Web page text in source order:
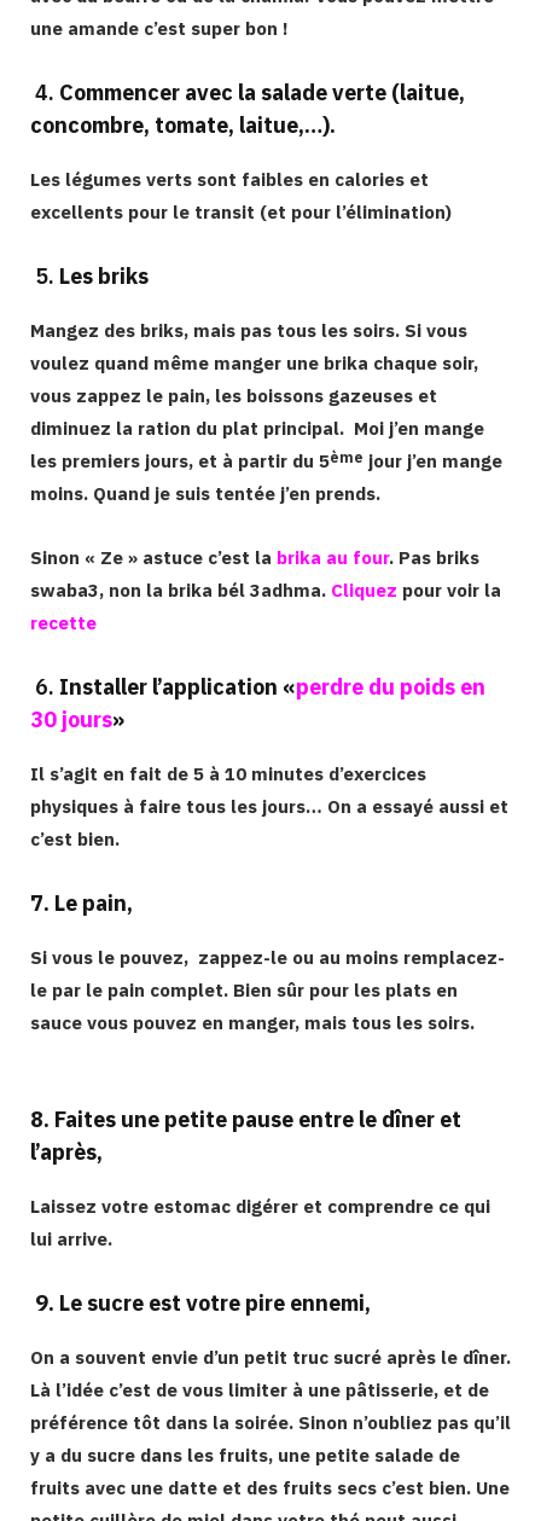
une amande c’est super bon !
4. Commencer avec la salade verte (laitue,
concombre, tomate, laitue,…).
Les légumes verts sont faibles en calories et
excellents pour le transit (et pour l’élimination)
5. Les briks
Mangez des briks, mais pas tous les soirs. Si vous
voulez quand même manger une brika chaque soir,
vous zappez le pain, les boissons gazeuses et
diminuez la ration du plat principal. Moi j’en mange
les premiers jours, et à partir du 5ème jour j’en mange
moins. Quand je suis tentée j’en prends.
Sinon « Ze » astuce c’est la brika au four. Pas briks
swaba3, non la brika bél 3adhma. Cliquez pour voir la
recette
6. Installer l’application «perdre du poids en
30 jours»
Il s’agit en fait de 5 à 10 minutes d’exercices
physiques à faire tous les jours… On a essayé aussi et
c’est bien.
7. Le pain,
Si vous le pouvez, zappez-le ou au moins remplacez-
le par le pain complet. Bien sûr pour les plats en
sauce vous pouvez en manger, mais tous les soirs.
8. Faites une petite pause entre le dîner et
l’après,
Laissez votre estomac digérer et comprendre ce qui
lui arrive.
9. Le sucre est votre pire ennemi,
On a souvent envie d’un petit truc sucré après le dîner.
Là l’idée c’est de vous limiter à une pâtisserie, et de
préférence tôt dans la soirée. Sinon n’oubliez pas qu’il
y a du sucre dans les fruits, une petite salade de
fruits avec une datte et des fruits secs c’est bien. Une